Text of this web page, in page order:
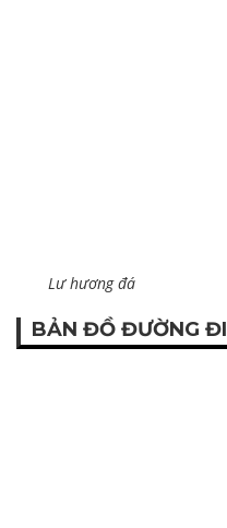
Lư hương đá
BẢN ĐỒ ĐƯỜNG ĐI